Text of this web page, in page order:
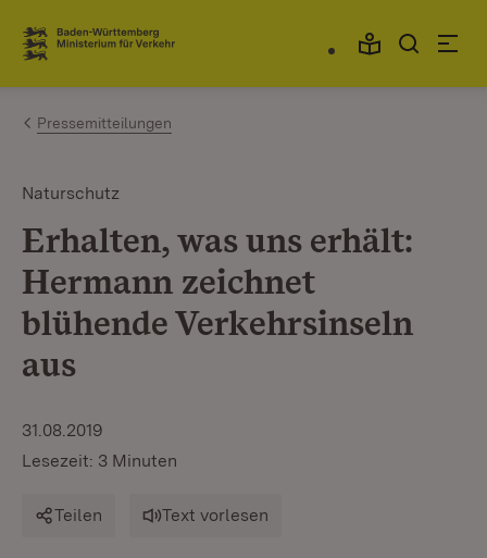
Zum Inhalt springen
Link zur Startseite
Pressemitteilungen
Naturschutz
Erhalten, was uns erhält:
Hermann zeichnet
blühende Verkehrsinseln
aus
31.08.2019
Lesezeit: 3 Minuten
Teilen Text vorlesen